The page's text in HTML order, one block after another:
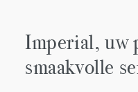
Imperial, uw
smaakvolle